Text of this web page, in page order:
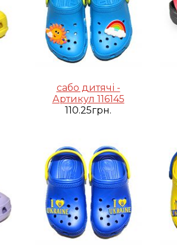
сабо дитячі -
Артикул 116145
110.25грн.